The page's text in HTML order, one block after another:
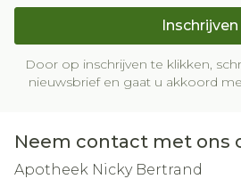
Inschrijven
Door op inschrijven te klikken,
nieuwsbrief en gaat u akkoord
Neem contact met ons
Apotheek Nicky Bertrand